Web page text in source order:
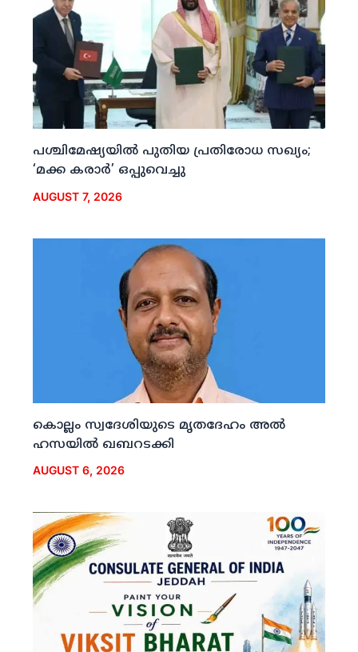
പശ്ചിമേഷ്യയില്‍ പുതിയ പ്രതിരോധ സഖ്യം;
‘മക്ക കരാര്‍’ ഒപ്പുവെച്ചു
AUGUST 7, 2026
കൊല്ലം സ്വദേശിയുടെ മൃതദേഹം അല്‍
ഹസയില്‍ ഖബറടക്കി
AUGUST 6, 2026